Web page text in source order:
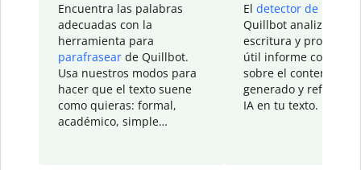
Encuentra las palabras
adecuadas con la
herramienta para
parafrasear de Quillbot.
Usa nuestros modos para
hacer que el texto suene
como quieras: formal,
académico, simple…
El detector de IA
Quillbot analiza tu
escritura y
útil informe con
sobre el contenido
generado y refinado
IA en tu texto.